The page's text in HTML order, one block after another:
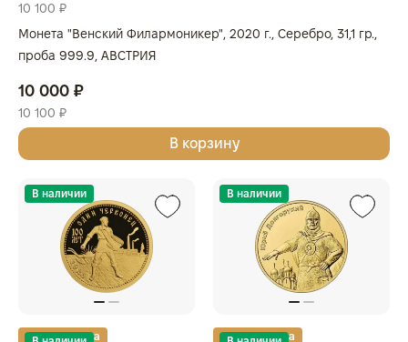
10 100 ₽
Монета "Венский Филармоникер", 2020 г., Серебро, 31,1 гр.,
проба 999.9, АВСТРИЯ
10 000 ₽
10 100 ₽
В корзину
В наличии
Золотая карта
В наличии
Золотая карта